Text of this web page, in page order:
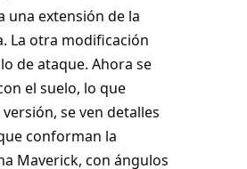
una extensión de la
La otra modificación
de ataque. Ahora se
el suelo, lo que
se ven detalles
conforman la
Maverick, con ángulos